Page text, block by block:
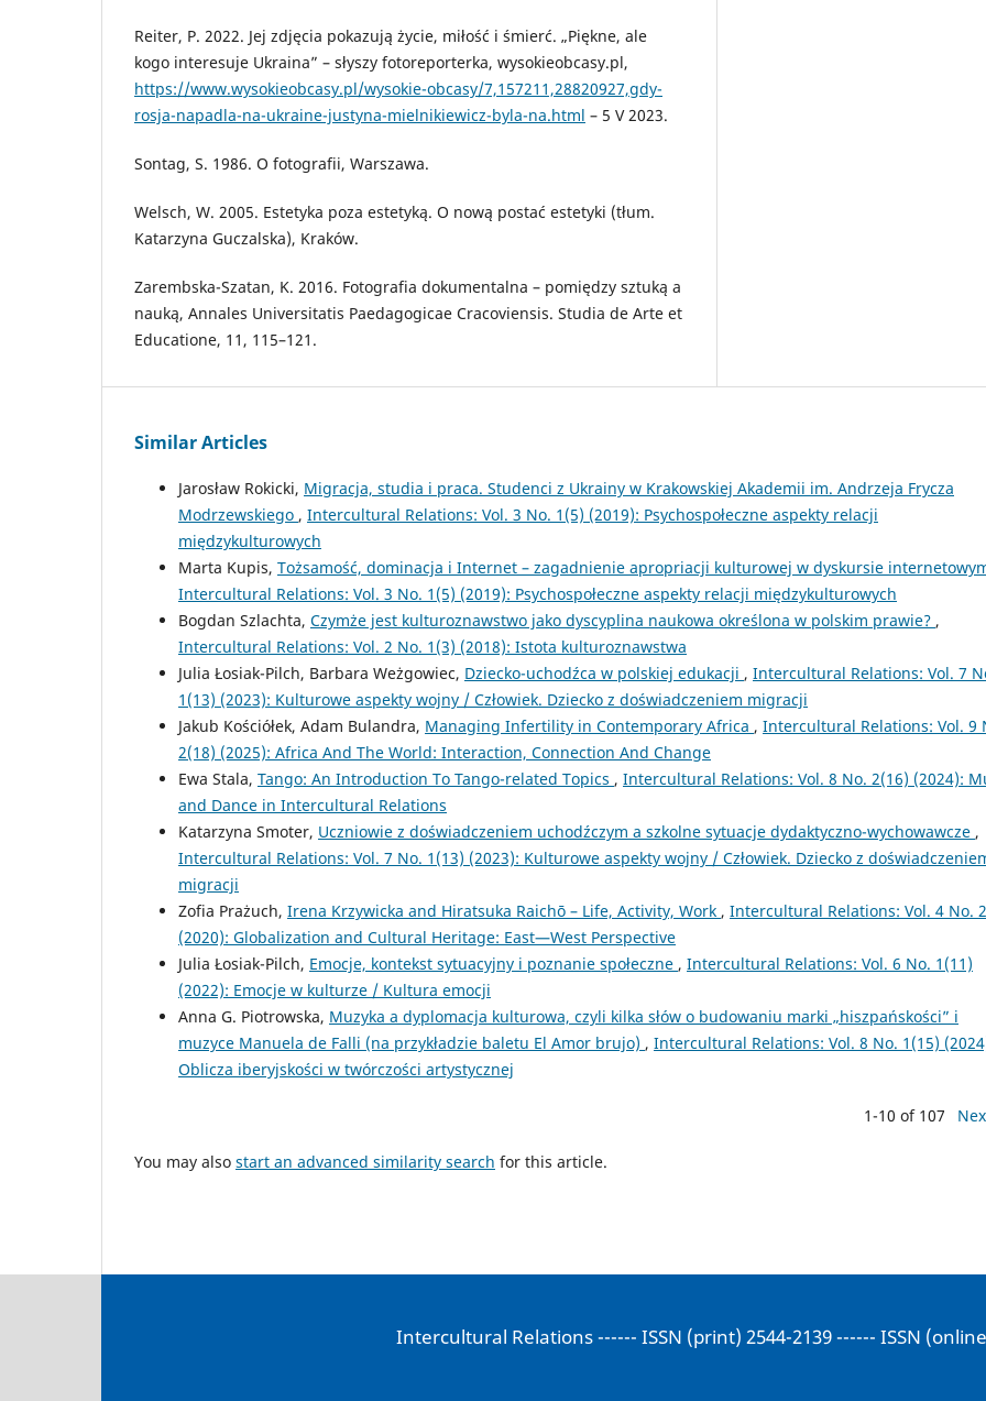
Reiter, P. 2022. Jej zdjęcia pokazują życie, miłość i śmierć. „Piękne, ale
kogo interesuje Ukraina” – słyszy fotoreporterka, wysokieobcasy.pl,
https://www.wysokieobcasy.pl/wysokie-obcasy/7,157211,28820927,gdy-
rosja-napadla-na-ukraine-justyna-mielnikiewicz-byla-na.html – 5 V 2023.
Sontag, S. 1986. O fotografii, Warszawa.
Welsch, W. 2005. Estetyka poza estetyką. O nową postać estetyki (tłum.
Katarzyna Guczalska), Kraków.
Zarembska-Szatan, K. 2016. Fotografia dokumentalna – pomiędzy sztuką a
nauką, Annales Universitatis Paedagogicae Cracoviensis. Studia de Arte et
Educatione, 11, 115–121.
Similar Articles
Jarosław Rokicki, Migracja, studia i praca. Studenci z Ukrainy w Krakowskiej Akademii im. Andrzeja Frycza
Modrzewskiego , Intercultural Relations: Vol. 3 No. 1(5) (2019): Psychospołeczne aspekty relacji
międzykulturowych
Marta Kupis, Tożsamość, dominacja i Internet – zagadnienie apropriacji kulturowej w dyskursie
Intercultural Relations: Vol. 3 No. 1(5) (2019): Psychospołeczne aspekty relacji międzykulturowych
Bogdan Szlachta, Czymże jest kulturoznawstwo jako dyscyplina naukowa określona w polskim prawie? ,
Intercultural Relations: Vol. 2 No. 1(3) (2018): Istota kulturoznawstwa
Julia Łosiak-Pilch, Barbara Weżgowiec, Dziecko-uchodźca w polskiej edukacji , Intercultural Relations: Vol. 7
1(13) (2023): Kulturowe aspekty wojny / Człowiek. Dziecko z doświadczeniem migracji
Jakub Kościółek, Adam Bulandra, Managing Infertility in Contemporary Africa , Intercultural Relations: Vol. 9
2(18) (2025): Africa And The World: Interaction, Connection And Change
Ewa Stala, Tango: An Introduction To Tango-related Topics , Intercultural Relations: Vol. 8 No. 2(16) (2024):
and Dance in Intercultural Relations
Katarzyna Smoter, Uczniowie z doświadczeniem uchodźczym a szkolne sytuacje dydaktyczno-wychowawcze ,
Intercultural Relations: Vol. 7 No. 1(13) (2023): Kulturowe aspekty wojny / Człowiek. Dziecko z
migracji
Zofia Prażuch, Irena Krzywicka and Hiratsuka Raichō – Life, Activity, Work , Intercultural Relations: Vol. 4 No.
(2020): Globalization and Cultural Heritage: East—West Perspective
Julia Łosiak-Pilch, Emocje, kontekst sytuacyjny i poznanie społeczne , Intercultural Relations: Vol. 6 No. 1(11)
(2022): Emocje w kulturze / Kultura emocji
Anna G. Piotrowska, Muzyka a dyplomacja kulturowa, czyli kilka słów o budowaniu marki „hiszpańskości” i
muzyce Manuela de Falli (na przykładzie baletu El Amor brujo) , Intercultural Relations: Vol. 8 No. 1(15)
Oblicza iberyjskości w twórczości artystycznej
1-10 of 107
You may also start an advanced similarity search for this article.
Intercultural Relations ------ ISSN (print) 2544-2139 ------ ISSN